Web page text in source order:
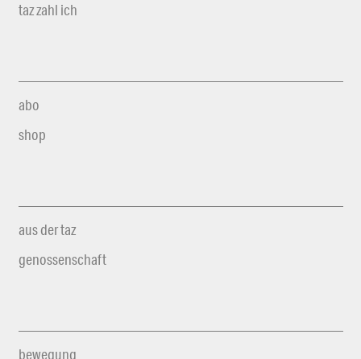
taz zahl ich
abo
shop
aus der taz
genossenschaft
bewegung